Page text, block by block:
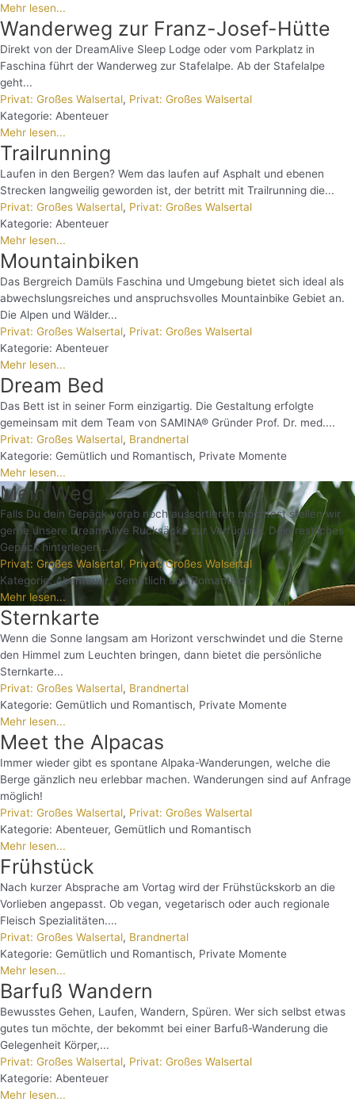
Mehr lesen...
Wanderweg zur Franz-Josef-Hütte
Direkt von der DreamAlive Sleep Lodge oder vom Parkplatz in
Faschina führt der Wanderweg zur Stafelalpe. Ab der Stafelalpe
geht...
Privat: Großes Walsertal, Privat: Großes Walsertal
Kategorie: Abenteuer
Mehr lesen...
Trailrunning
Laufen in den Bergen? Wem das laufen auf Asphalt und ebenen
Strecken langweilig geworden ist, der betritt mit Trailrunning die...
Privat: Großes Walsertal, Privat: Großes Walsertal
Kategorie: Abenteuer
Mehr lesen...
Mountainbiken
Das Bergreich Damüls Faschina und Umgebung bietet sich ideal als
abwechslungsreiches und anspruchsvolles Mountainbike Gebiet an.
Die Alpen und Wälder...
Privat: Großes Walsertal, Privat: Großes Walsertal
Kategorie: Abenteuer
Mehr lesen...
Dream Bed
Das Bett ist in seiner Form einzigartig. Die Gestaltung erfolgte
gemeinsam mit dem Team von SAMINA® Gründer Prof. Dr. med....
Privat: Großes Walsertal, Brandnertal
Kategorie: Gemütlich und Romantisch, Private Momente
Mehr lesen...
Mein Weg
Falls Du dein Gepäck vorab noch aussortieren möchtest stellen wir
gerne unsere DreamAlive Rucksäcke zur Verfügung. Dein restliches
Gepäck hinterlegen...
Privat: Großes Walsertal Privat: Großes Walsertal
Kategorie:Abenteuer, Gemütlich und Romantisch
Mehr lesen...
Sternkarte
Wenn die Sonne langsam am Horizont verschwindet und die Sterne
den Himmel zum Leuchten bringen, dann bietet die persönliche
Sternkarte...
Privat: Großes Walsertal, Brandnertal
Kategorie: Gemütlich und Romantisch, Private Momente
Mehr lesen...
Meet the Alpacas
Immer wieder gibt es spontane Alpaka-Wanderungen, welche die
Berge gänzlich neu erlebbar machen. Wanderungen sind auf Anfrage
möglich!
Privat: Großes Walsertal, Privat: Großes Walsertal
Kategorie: Abenteuer, Gemütlich und Romantisch
Mehr lesen...
Frühstück
Nach kurzer Absprache am Vortag wird der Frühstückskorb an die
Vorlieben angepasst. Ob vegan, vegetarisch oder auch regionale
Fleisch Spezialitäten....
Privat: Großes Walsertal, Brandnertal
Kategorie: Gemütlich und Romantisch, Private Momente
Mehr lesen...
Barfuß Wandern
Bewusstes Gehen, Laufen, Wandern, Spüren. Wer sich selbst etwas
gutes tun möchte, der bekommt bei einer Barfuß-Wanderung die
Gelegenheit Körper,...
Privat: Großes Walsertal, Privat: Großes Walsertal
Kategorie: Abenteuer
Mehr lesen...